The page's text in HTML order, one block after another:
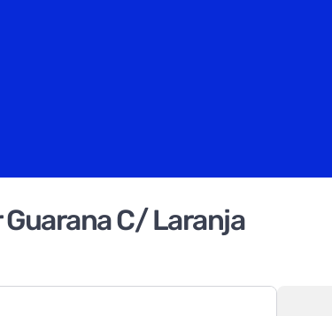
C/ Laranja